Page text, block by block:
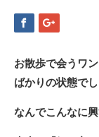
お散歩で会うワ
ばかりの状態で
なんでこんなに